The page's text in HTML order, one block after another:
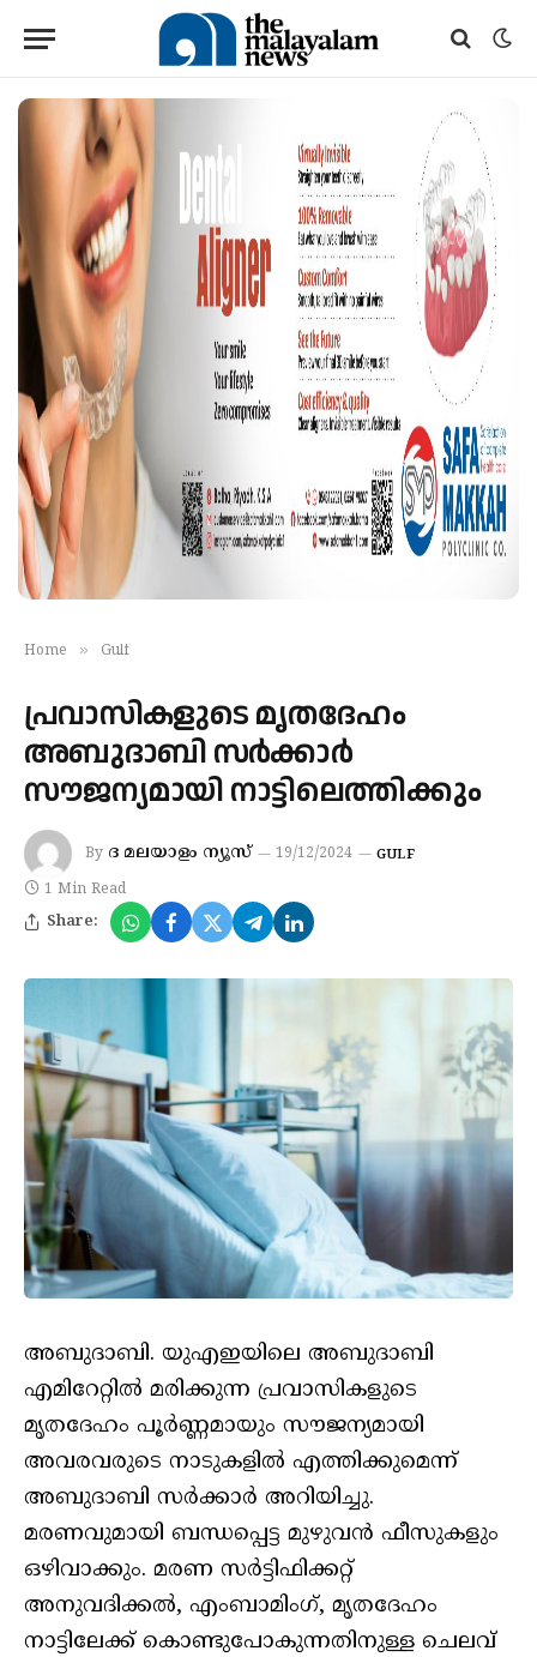
Home » Gulf
പ്രവാസികളുടെ മൃതദേഹം
അബുദാബി സർക്കാർ
സൗജന്യമായി നാട്ടിലെത്തിക്കും
By ദ മലയാളം ന്യൂസ് 19/12/2024 GULF
1 Min Read
Share:
അബുദാബി. യുഎഇയിലെ അബുദാബി
എമിറേറ്റിൽ മരിക്കുന്ന പ്രവാസികളുടെ
മൃതദേഹം പൂർണ്ണമായും സൗജന്യമായി
അവരവരുടെ നാടുകളിൽ എത്തിക്കുമെന്ന്
അബുദാബി സർക്കാർ അറിയിച്ചു.
മരണവുമായി ബന്ധപ്പെട്ട മുഴുവൻ ഫീസുകളും
ഒഴിവാക്കും. മരണ സർട്ടിഫിക്കറ്റ്
അനുവദിക്കൽ, എംബാമിംഗ്, മൃതദേഹം
നാട്ടിലേക്ക് കൊണ്ടുപോകുന്നതിനുള്ള ചെലവ്